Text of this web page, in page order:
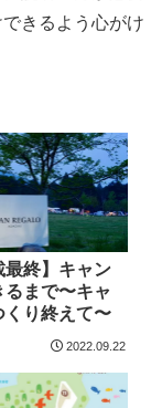
きるよう心がけ
最終】キャン
るまで〜キャ
くり終えて〜
2022.09.22